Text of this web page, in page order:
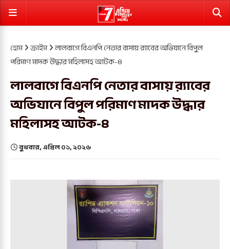
হোম ক্রাইম লালবাগে বিএনপি নেতার বাসায় র‍্যাবের অভিযানে বিপুল
পরিমাণ মাদক উদ্ধার মহিলাসহ আটক-৪
লালবাগে বিএনপি নেতার বাসায় র‍্যাবের
অভিযানে বিপুল পরিমাণ মাদক উদ্ধার
মহিলাসহ আটক-৪
বুধবার, এপ্রিল ০১, ২০২৬